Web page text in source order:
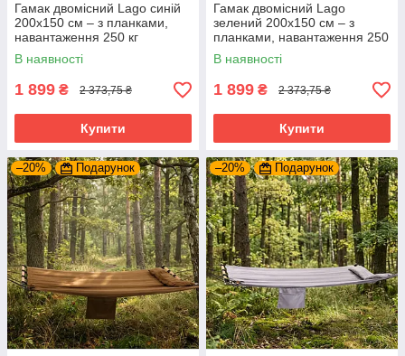
Гамак двомісний Lago синій
200х150 см – з планками,
навантаження 250 кг
В наявності
1 899 ₴ 2 373,75 ₴
Купити
Гамак двомісний Lago
зелений 200х150 см – з
планками, навантаження 250
кг
В наявності
1 899 ₴ 2 373,75 ₴
Купити
–20% Подарунок –20% Подарунок